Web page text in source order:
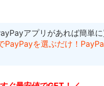
アプリがあれば簡単に
を選ぶだけ！